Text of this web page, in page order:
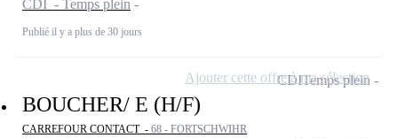
CDI - Temps plein
Publié il y a plus de 30 jours
BOUCHER/ E (H/F)
CARREFOUR CONTACT - 68 - FORTSCHWIHR
CDITemps plein
Ajouter cette offre à ma sélection